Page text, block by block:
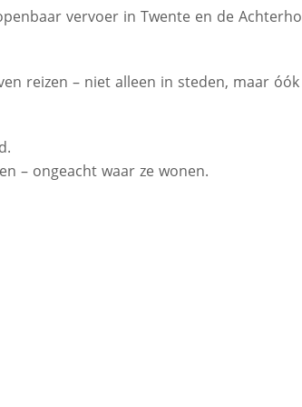
vervoer in Twente en de
reizen – niet alleen in steden, maar
– ongeacht waar ze wonen.